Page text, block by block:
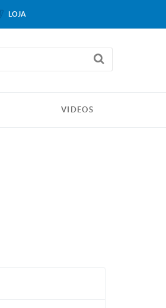
VIDEOS
LOJA